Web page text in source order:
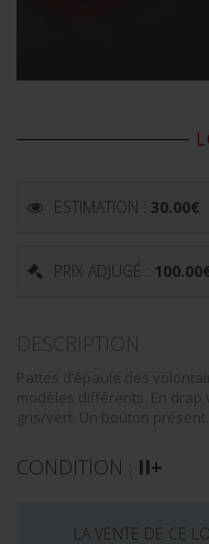
ESTIMATION : 30.00€
PRIX ADJUGÉ : 100.00
DESCRIPTION
Pattes d’épaule des
modèles différents. En drap
gris/vert. Un bouton
CONDITION : II+
LA VENTE DE CE